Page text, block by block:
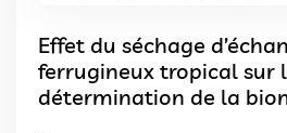
Effet du séchage
ferrugineux tropical sur
détermination de la